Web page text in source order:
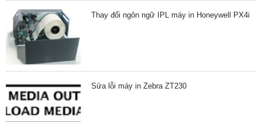
Thay đổi ngôn ngữ IPL máy in Honeywell PX4i
Sửa lỗi máy in Zebra ZT230